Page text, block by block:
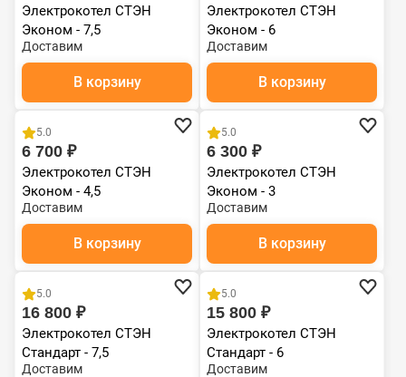
Электрокотел СТЭН
Эконом - 7,5
Доставим
В корзину
Электрокотел СТЭН
Эконом - 6
Доставим
В корзину
5.0
6 700 ₽
Электрокотел СТЭН
Эконом - 4,5
Доставим
В корзину
5.0
6 300 ₽
Электрокотел СТЭН
Эконом - 3
Доставим
В корзину
5.0
16 800 ₽
Электрокотел СТЭН
Стандарт - 7,5
Доставим
5.0
15 800 ₽
Электрокотел СТЭН
Стандарт - 6
Доставим